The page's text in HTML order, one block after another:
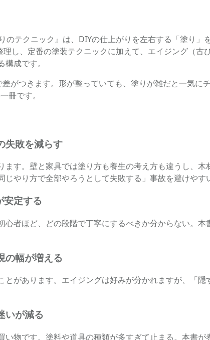
のテクニック』は、DIYの仕上がりを左右する「塗り
理し、定番の塗装テクニックに加えて、エイジング（
成です。
がつきます。形が整っていても、塗りが雑だと一気
冊です。
失敗を減らす
す。壁と家具では塗り方も養生の考え方も違うし、
やり方で全部やろうとして失敗する」事故を避けやす
安定する
心者ほど、どの段階で丁寧にするべきか分からない。
の幅が増える
とがあります。エイジングは好みが分かれますが、「
いが減る
物です。塗料や道具の種類が多すぎて止まる。本書